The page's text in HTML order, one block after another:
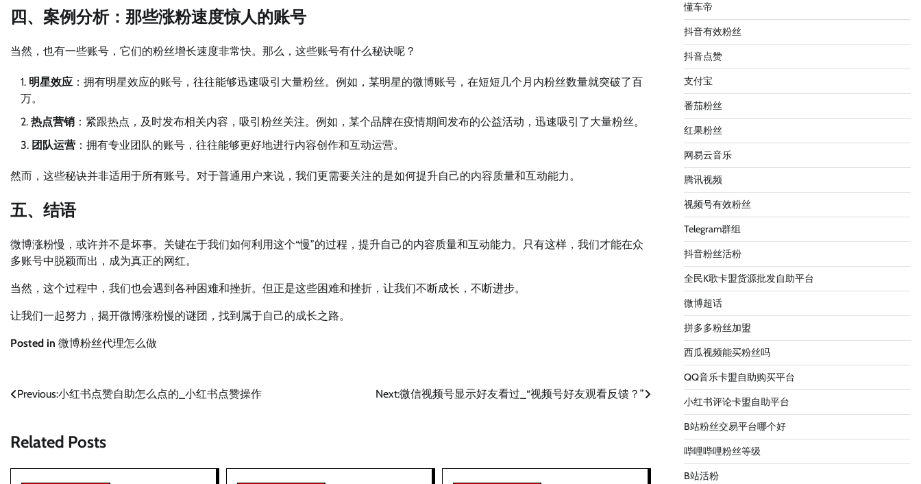
四、案例分析：那些涨粉速度惊人的账号
当然，也有一些账号，它们的粉丝增长速度非常快。那么，这些账号有什么秘诀呢？
明星效应 ：拥有明星效应的账号，往往能够迅速吸引大量粉丝。例如，某明星的微博账号，在短短几个月内粉丝数量就突破了百
万。
热点营销 ：紧跟热点，及时发布相关内容，吸引粉丝关注。例如，某个品牌在疫情期间发布的公益活动，迅速吸引了大量粉丝。
团队运营 ：拥有专业团队的账号，往往能够更好地进行内容创作和互动运营。
然而，这些秘诀并非适用于所有账号。对于普通用户来说，我们更需要关注的是如何提升自己的内容质量和互动能力。
五、结语
微博涨粉慢，或许并不是坏事。关键在于我们如何利用这个“慢”的过程，提升自己的内容质量和互动能力。只有这样，我们才能在众
多账号中脱颖而出，成为真正的网红。
当然，这个过程中，我们也会遇到各种困难和挫折。但正是这些困难和挫折，让我们不断成长，不断进步。
让我们一起努力，揭开微博涨粉慢的谜团，找到属于自己的成长之路。
Posted in 微博粉丝代理怎么做
文
导
航
Previous:小红书点赞自助怎么点的_小红书点赞操作 Next:微信视频号显示好友看过_“视频号好友观看反馈？”
Related Posts
懂车帝
抖音有效粉丝
抖音点赞
支付宝
番茄粉丝
红果粉丝
网易云音乐
腾讯视频
视频号有效粉丝
Telegram群组
抖音粉丝活粉
全民K歌卡盟货源批发自助平台
微博超话
拼多多粉丝加盟
西瓜视频能买粉丝吗
QQ音乐卡盟自助购买平台
小红书评论卡盟自助平台
B站粉丝交易平台哪个好
哔哩哔哩粉丝等级
B站活粉